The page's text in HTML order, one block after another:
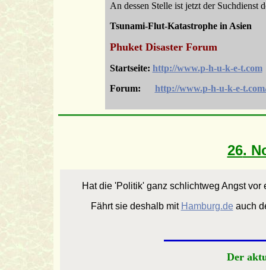
An dessen Stelle ist jetzt der Suchdienst
Tsunami-Flut-Katastrophe in Asien
Phuket Disaster Forum
Startseite: http://www.p-h-u-k-e-t.com
Forum: http://www.p-h-u-k-e-
26.
Hat die 'Politik' ganz schlichtweg Angst vor
Fährt sie deshalb mit Hamburg.deauch
Der